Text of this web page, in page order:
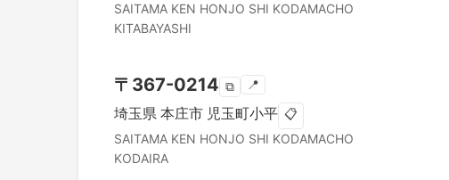
SAITAMA KEN HONJO SHI KODAMACHO
KITABAYASHI
〒 367-0214 ⧉ 📍
埼玉県 本庄市 児玉町小平 📋
SAITAMA KEN HONJO SHI KODAMACHO
KODAIRA